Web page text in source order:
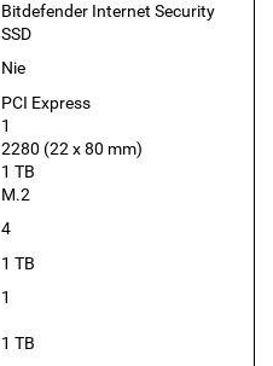
Bitdefender Internet Security
SSD
Nie
PCI Express
1
2280 (22 x 80 mm)
1 TB
M.2
4
1 TB
1
1 TB